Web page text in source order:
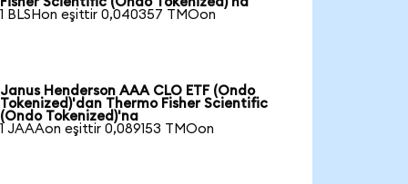
1 BLSHon eşittir 0,040357 TMOon
Janus Henderson AAA CLO ETF (Ondo
Tokenized)'dan Thermo Fisher Scientific
(Ondo Tokenized)'na
1 JAAAon eşittir 0,089153 TMOon